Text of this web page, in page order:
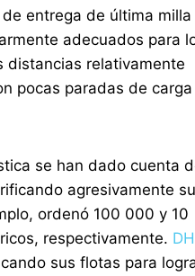
entrega de última milla
adecuados para
distancias relativamente
pocas paradas de
se han dado cuenta
agresivamente su
ordenó 100 000 y 10
respectivamente.
sus flotas para